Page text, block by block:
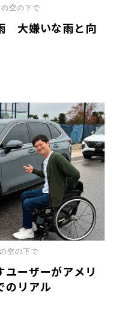
大嫌いな雨と向
空の下で
ユーザーがアメリ
のリアル
空の下で